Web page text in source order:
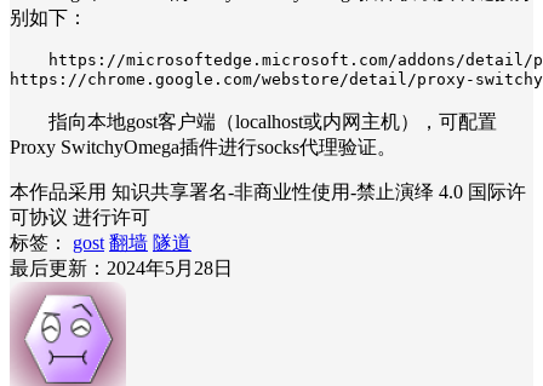
别如下：
https://microsoftedge.microsoft.com/addons/detail/
https://chrome.google.com/webstore/detail/proxy-
指向本地gost客户端（localhost或内网主机），可配置
Proxy SwitchyOmega插件进行socks代理验证。
本作品采用 知识共享署名-非商业性使用-禁止演绎 4.0 国际许
可协议 进行许可
标签：
gost 翻墙 隧道
最后更新：2024年5月28日